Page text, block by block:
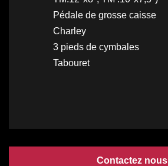
Pédale de grosse caisse
Charley
3 pieds de cymbales
Tabouret
Contactez nous